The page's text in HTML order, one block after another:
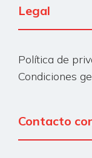
Legal
Política de
Condiciones
Contacto